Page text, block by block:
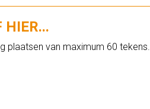
HIER...
plaatsen van maximum 60 tekens.